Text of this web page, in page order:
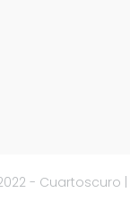
- Cuartoscuro |